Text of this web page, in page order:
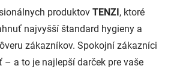
produktov TENZI , ktoré
najvyšší štandard hygieny a
zákazníkov. Spokojní zákazníci
– a to je najlepší darček pre vaše